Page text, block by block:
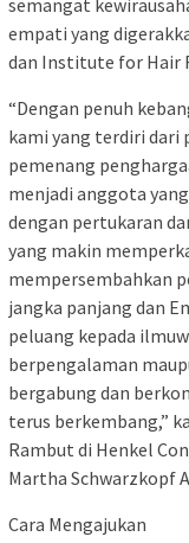
empati yang
dan Institute for Hair
“Dengan penuh
kami yang terdiri dari
pemenang
menjadi anggota
dengan pertukaran
yang makin
mempersembahkan
jangka panjang dan
peluang kepada
berpengalaman
bergabung dan
terus berkembang,”
Rambut di Henkel
Martha Schwarzkopf
Cara Mengajukan